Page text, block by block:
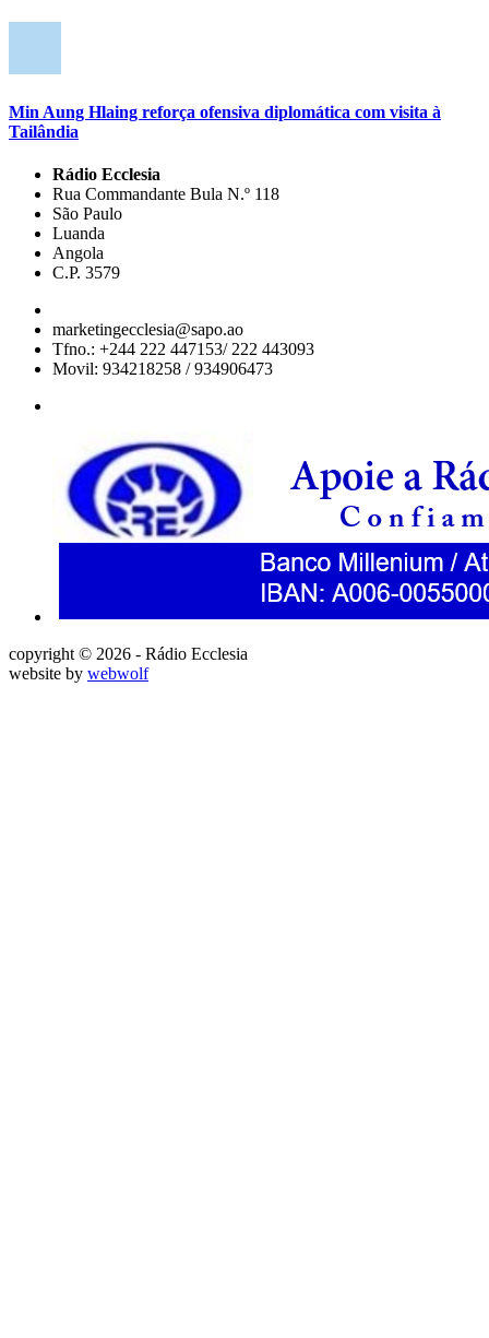
Min Aung Hlaing reforça ofensiva diplomática com visita à
Tailândia
Rádio Ecclesia
Rua Commandante Bula N.º 118
São Paulo
Luanda
Angola
C.P. 3579
marketingecclesia@sapo.ao
Tfno.: +244 222 447153/ 222 443093
Movil: 934218258 / 934906473
copyright © 2026 - Rádio Ecclesia
website by webwolf